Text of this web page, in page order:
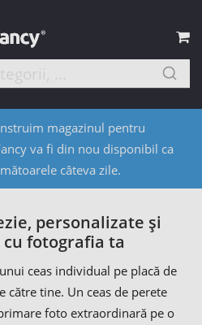
magazinul pentru
va fi din nou disponibil ca
câteva zile.
personalizate și
fotografia ta
ceas individual pe placă de
către tine. Un ceas de perete
foto extraordinară pe o